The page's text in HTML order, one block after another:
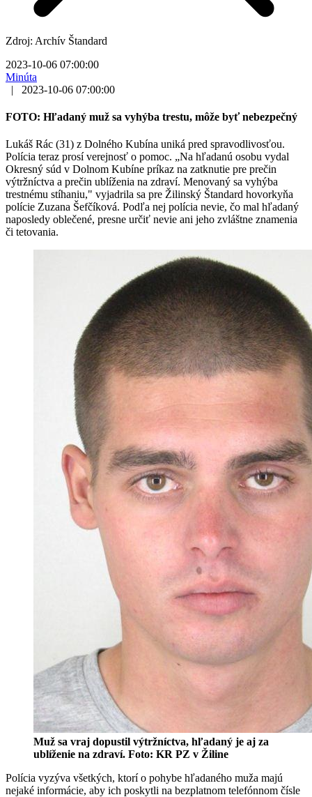
Zdroj: Archív Štandard
2023-10-06 07:00:00
Minúta
|
2023-10-06 07:00:00
FOTO: Hľadaný muž sa vyhýba trestu, môže byť nebezpečný
Lukáš Rác (31) z Dolného Kubína uniká pred spravodlivosťou.
Polícia teraz prosí verejnosť o pomoc. „Na hľadanú osobu vydal
Okresný súd v Dolnom Kubíne príkaz na zatknutie pre prečin
výtržníctva a prečin ublíženia na zdraví. Menovaný sa vyhýba
trestnému stíhaniu," vyjadrila sa pre Žilinský Štandard hovorkyňa
polície Zuzana Šefčíková. Podľa nej polícia nevie, čo mal hľadaný
naposledy oblečené, presne určiť nevie ani jeho zvláštne znamenia
či tetovania.
Muž sa vraj dopustil výtržníctva, hľadaný je aj za
ublíženie na zdraví. Foto: KR PZ v Žiline
Polícia vyzýva všetkých, ktorí o pohybe hľadaného muža majú
nejaké informácie, aby ich poskytli na bezplatnom telefónnom čísle